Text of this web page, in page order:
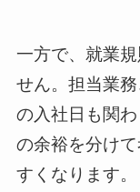
一方で、就業
せん。担当業
の入社日も関
の余裕を分け
すくなります。